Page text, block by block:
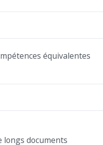
équivalentes
longs documents